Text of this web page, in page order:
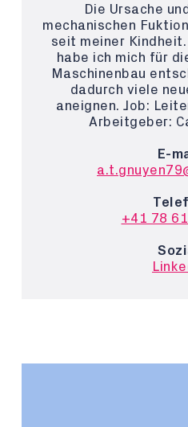
Die Ursache
mechanischen
seit meiner Kindheit.
habe ich mich für
Maschinenbau
dadurch viele
aneignen. Job:
Arbeitgeber:
E-
+41 78